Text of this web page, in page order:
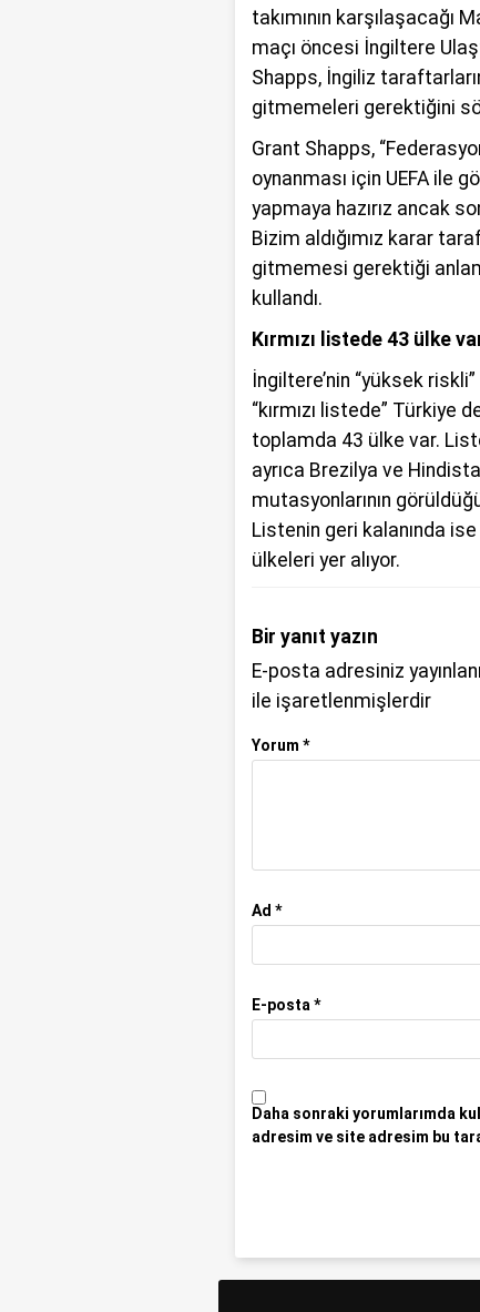
takımının karşılaşacağı
maçı öncesi İngiltere
Shapps, İngiliz
gitmemeleri gerektiğini
Grant Shapps,
oynanması için UEFA ile
yapmaya hazırız ancak
Bizim aldığımız karar
gitmemesi gerektiği
kullandı.
Kırmızı listede 43 ülke
İngiltere’nin “yüksek
“kırmızı listede” Türkiye
toplamda 43 ülke var.
ayrıca Brezilya ve
mutasyonlarının
Listenin geri kalanında
ülkeleri yer alıyor.
Bir yanıt yazın
E-posta adresiniz
ile işaretlenmişlerdir
Yorum *
Ad *
E-posta *
Daha sonraki yorumlarımda
adresim ve site adresim bu